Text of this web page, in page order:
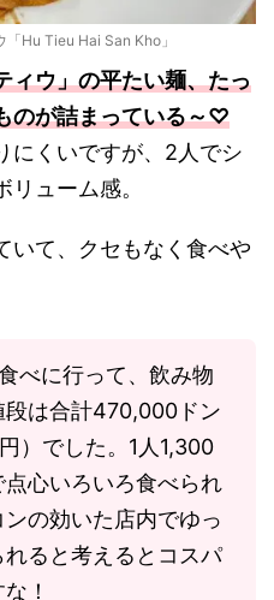
Hu Tieu Hai San Kho」
ィウ」の平たい麺、たっ
のが詰まっている～♡
にくいですが、2人でシ
ューム感。
いて、クセもなく食べや
べに行って、飲み物
段は合計470,000ドン
）でした。1人1,300
点心いろいろ食べられ
の効いた店内でゆっ
れると考えるとコスパ
！